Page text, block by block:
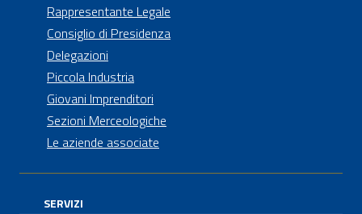
Rappresentante Legale
Consiglio di Presidenza
Delegazioni
Piccola Industria
Giovani Imprenditori
Sezioni Merceologiche
Le aziende associate
SERVIZI